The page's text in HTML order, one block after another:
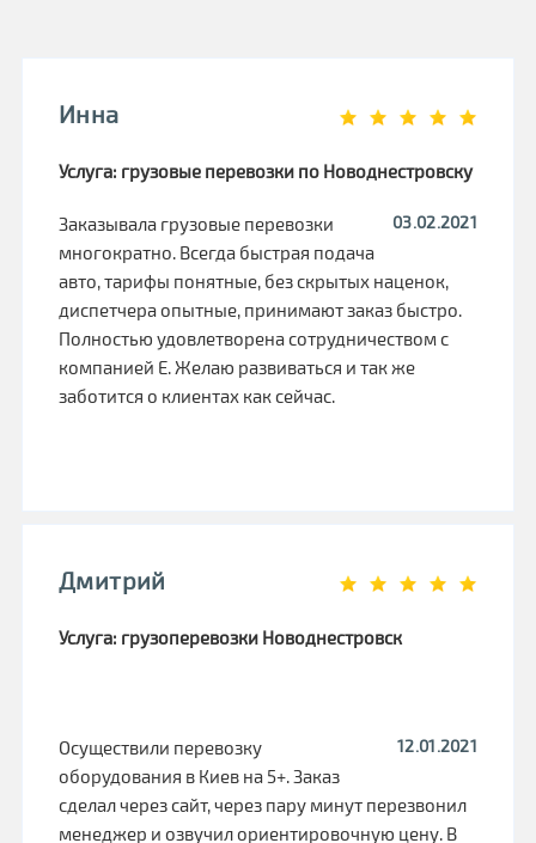
Инна
Услуга: грузовые перевозки по Новоднестровску
03.02.2021
Заказывала грузовые перевозки
многократно. Всегда быстрая подача
авто, тарифы понятные, без скрытых наценок,
диспетчера опытные, принимают заказ быстро.
Полностью удовлетворена сотрудничеством с
компанией Е. Желаю развиваться и так же
заботится о клиентах как сейчас.
Дмитрий
Услуга: грузоперевозки Новоднестровск
12.01.2021
Осуществили перевозку
оборудования в Киев на 5+. Заказ
сделал через сайт, через пару минут перезвонил
менеджер и озвучил ориентировочную цену. В